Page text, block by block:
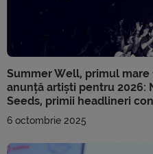
Summer Well, primul
anunță artiști pentru 2026:
Seeds, primii headlineri
6 octombrie 2025